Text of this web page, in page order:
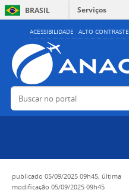
ACESSIBILIDADE ALTO CONTRASTE
BRASIL
Serviços
Buscar no portal
publicado 05/09/2025 09h45, última
modificação 05/09/2025 09h45